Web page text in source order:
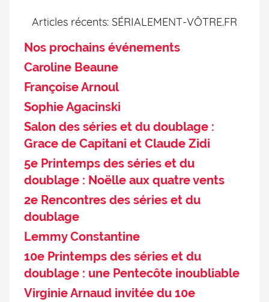
Articles récents: SÉRIALEMENT-VÔTRE.FR
Nos prochains événements
Caroline Beaune
Françoise Arnoul
Sophie Agacinski
Salon des séries et du doublage :
Grace de Capitani et Claude Zidi
5e Printemps des séries et du
doublage : Noëlle aux quatre vents
2e Rencontres des séries et du
doublage
Lemmy Constantine
10e Printemps des séries et du
doublage : une Pentecôte inoubliable
Virginie Arnaud invitée du 10e